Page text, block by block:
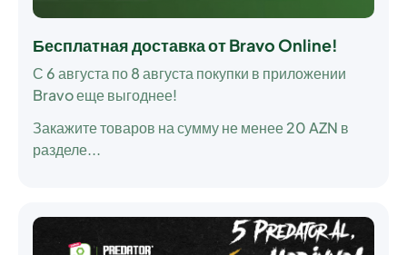
Бесплатная доставка от Bravo Online!
С 6 августа по 8 августа покупки в приложении
Bravo еще выгоднее!
Закажите товаров на сумму не менее 20 AZN в
разделе...